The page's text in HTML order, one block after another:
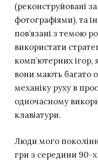
(реконструйовані
фотографіями), та
пов’язані з темою
використати
комп’ютерних ігор,
вони мають багато
механіку руху в
одночасному
клавіатури.
Люди мого
гри з середини 90-